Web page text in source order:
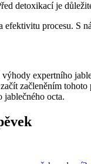
detoxikací je
efektivitu procesu. S
expertního
začleněním
jablečného octa.